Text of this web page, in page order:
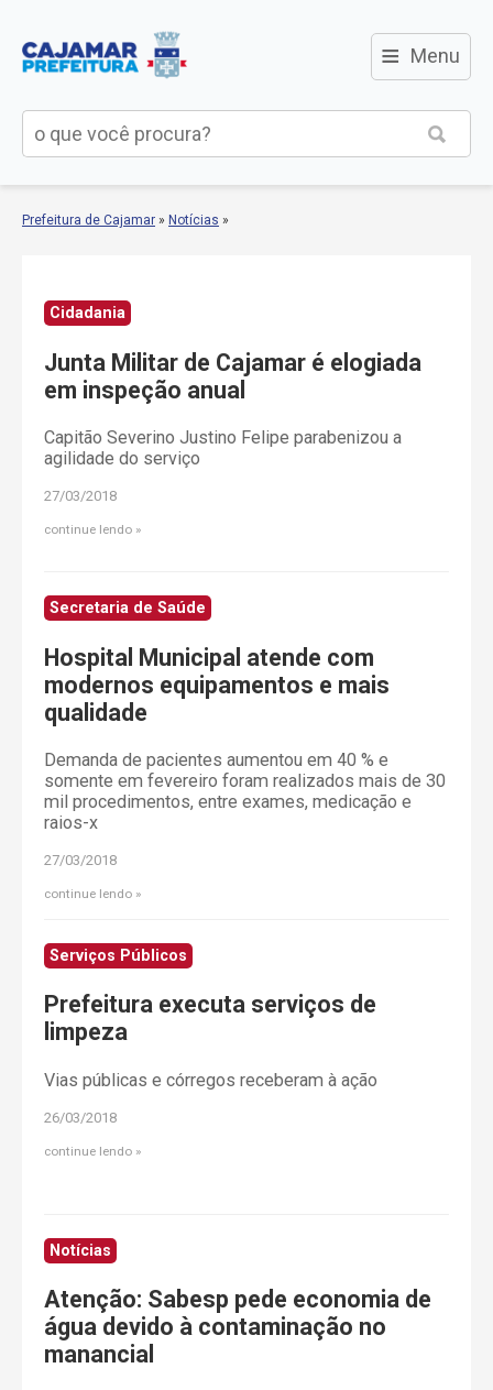
≡ Menu
Prefeitura de Cajamar » Notícias »
Cidadania
Junta Militar de Cajamar é elogiada
em inspeção anual
Capitão Severino Justino Felipe parabenizou a
agilidade do serviço
27/03/2018
continue lendo
Secretaria de Saúde
Hospital Municipal atende com
modernos equipamentos e mais
qualidade
Demanda de pacientes aumentou em 40 % e
somente em fevereiro foram realizados mais de 30
mil procedimentos, entre exames, medicação e
raios-x
27/03/2018
continue lendo
Serviços Públicos
Prefeitura executa serviços de
limpeza
Vias públicas e córregos receberam à ação
26/03/2018
continue lendo
Notícias
Atenção: Sabesp pede economia de
água devido à contaminação no
manancial